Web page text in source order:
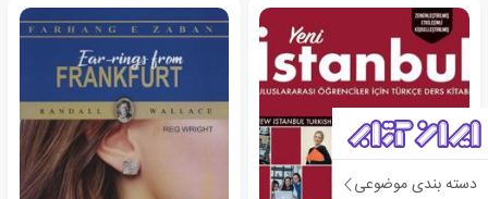
دسته بندی موضوعی